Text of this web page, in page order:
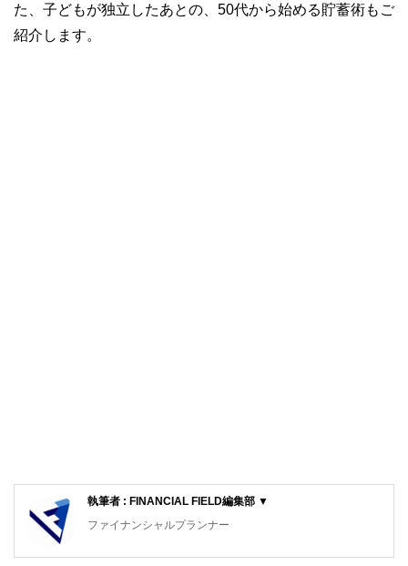
た、子どもが独立したあとの、50代から始める貯蓄術もご
紹介します。
執筆者 : FINANCIAL FIELD編集部 ▼
ファイナンシャルプランナー
FinancialField編集部は、金融、経済に関する記事を、日々